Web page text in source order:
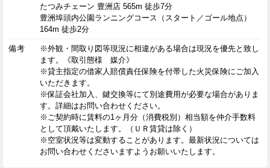
たつみチェーン 豊洲店 565m 徒歩7分
豊洲埠頭内公園ランニングコース（スタート／ゴール地点）
164m 徒歩2分
備考
※外観・間取り図等現況に相違がある場合は現況を優先と致し
ます。《取引態様 媒介》
※貸主指定の借家人賠償責任保険を付帯した火災保険にご加入
いただきます。
※保証会社加入、鍵交換等にて別途費用が必要な場合がありま
す。詳細はお問い合わせください。
※ご契約時に賃料の1ヶ月分（消費税別）相当額を仲介手数料
として頂戴いたします。（ＵＲ賃貸は除く）
※空室状況等は変動することがあります。最新状況については
お問い合わせくださいますようお願いいたします。